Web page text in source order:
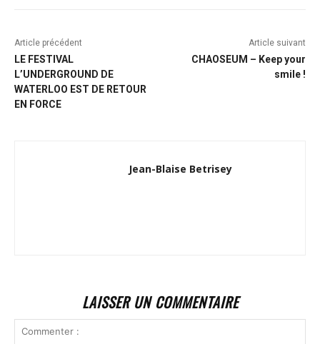
Article précédent
LE FESTIVAL
L’UNDERGROUND DE
WATERLOO EST DE RETOUR
EN FORCE
Article suivant
CHAOSEUM – Keep your
smile !
Jean-Blaise Betrisey
LAISSER UN COMMENTAIRE